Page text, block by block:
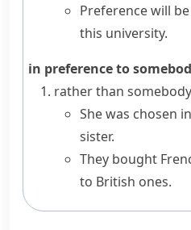
Preference will
this university.
in preference to
rather than
She was chosen
sister.
They bought
to British ones.